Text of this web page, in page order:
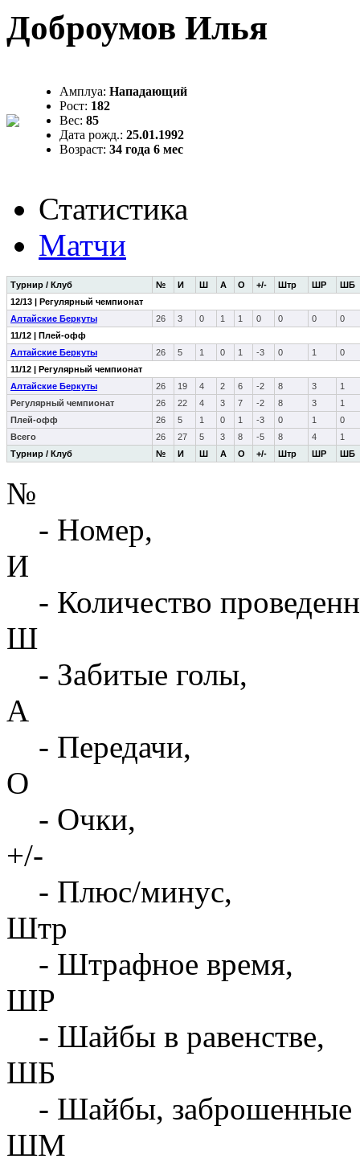
Доброумов Илья
Амплуа: Нападающий
Рост: 182
Вес: 85
Дата рожд.: 25.01.1992
Возраст: 34 года 6 мес
Статистика
Матчи
Турнир / Клуб № И Ш А О +/- Штр ШР ШБ
Турнир / Клуб № И Ш А О +/- Штр ШР ШБ
12/13 | Регулярный чемпионат
Алтайские Беркуты
26 3 0 1 1 0 0 0
0
11/12 | Плей-офф
Алтайские Беркуты
26 5 1 0 1 -3 0 1
0
11/12 | Регулярный чемпионат
Алтайские Беркуты
26 19 4 2 6 -2 8 3
1
Регулярный чемпионат
26 22 4 3 7 -2 8 3
1
Плей-офф
26 5 1 0 1 -3 0 1
0
Всего
26 27 5 3 8 -5 8 4 1
№
- Номер,
И
- Количество
Ш
- Забитые голы,
А
- Передачи,
О
- Очки,
+/-
- Плюс/минус,
Штр
- Штрафное время,
ШР
- Шайбы в равенстве,
ШБ
- Шайбы, заброшенные
ШМ